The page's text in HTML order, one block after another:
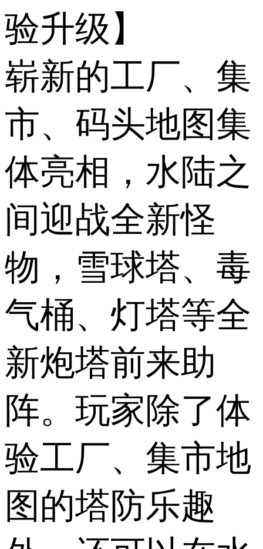
验升级】
崭新的工厂、集
市、码头地图集
体亮相，水陆之
间迎战全新怪
物，雪球塔、毒
气桶、灯塔等全
新炮塔前来助
阵。玩家除了体
验工厂、集市地
图的塔防乐趣